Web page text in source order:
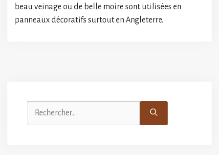
beau veinage ou de belle moire sont utilisées en
panneaux décoratifs surtout en Angleterre.
Rechercher :